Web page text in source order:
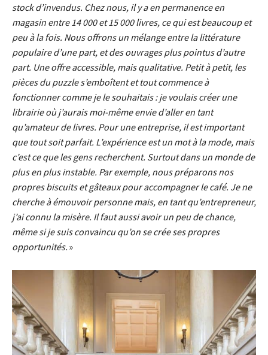
stock d’invendus. Chez nous, il y a en permanence en
magasin entre 14 000 et 15 000 livres, ce qui est beaucoup et
peu à la fois. Nous offrons un mélange entre la littérature
populaire d’une part, et des ouvrages plus pointus d’autre
part. Une offre accessible, mais qualitative. Petit à petit, les
pièces du puzzle s’emboîtent et tout commence à
fonctionner comme je le souhaitais : je voulais créer une
librairie où j’aurais moi-même envie d’aller en tant
qu’amateur de livres. Pour une entreprise, il est important
que tout soit parfait. L’expérience est un mot à la mode, mais
c’est ce que les gens recherchent. Surtout dans un monde de
plus en plus instable. Par exemple, nous préparons nos
propres biscuits et gâteaux pour accompagner le café. Je ne
cherche à émouvoir personne mais, en tant qu’entrepreneur,
j’ai connu la misère. Il faut aussi avoir un peu de chance,
même si je suis convaincu qu’on se crée ses propres
opportunités. »